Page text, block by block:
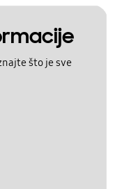
što je sve